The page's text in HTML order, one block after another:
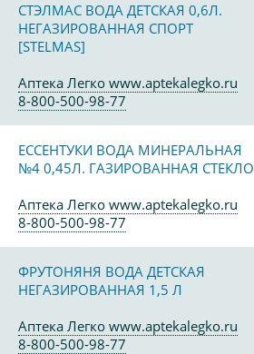
СТЭЛМАС ВОДА ДЕТСКАЯ 0,6Л.
НЕГАЗИРОВАННАЯ СПОРТ
[STELMAS]
Аптека Легко www.aptekalegko.ru
8-800-500-98-77
ЕССЕНТУКИ ВОДА МИНЕРАЛЬНАЯ
№4 0,45Л. ГАЗИРОВАННАЯ СТЕКЛО
Аптека Легко www.aptekalegko.ru
8-800-500-98-77
ФРУТОНЯНЯ ВОДА ДЕТСКАЯ
НЕГАЗИРОВАННАЯ 1,5 Л
Аптека Легко www.aptekalegko.ru
8-800-500-98-77